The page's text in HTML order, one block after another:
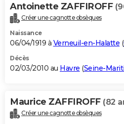
Antoinette ZAFFIROFF
Créer une cagnotte obsèques
Naissance
06/04/1919 à Verneuil-en-Halatte (
Décès
02/03/2010 au Havre (Seine-
Maurice ZAFFIROFF (82
Créer une cagnotte obsèques